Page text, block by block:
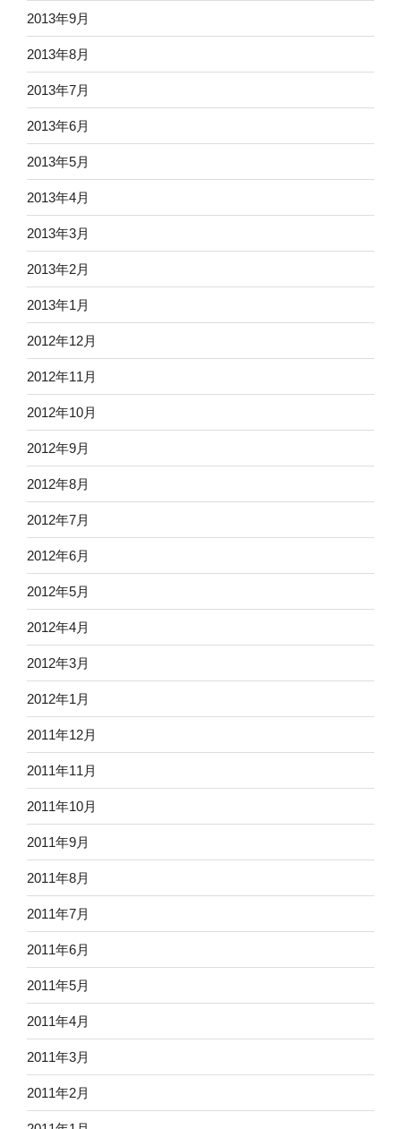
2013年9月
2013年8月
2013年7月
2013年6月
2013年5月
2013年4月
2013年3月
2013年2月
2013年1月
2012年12月
2012年11月
2012年10月
2012年9月
2012年8月
2012年7月
2012年6月
2012年5月
2012年4月
2012年3月
2012年1月
2011年12月
2011年11月
2011年10月
2011年9月
2011年8月
2011年7月
2011年6月
2011年5月
2011年4月
2011年3月
2011年2月